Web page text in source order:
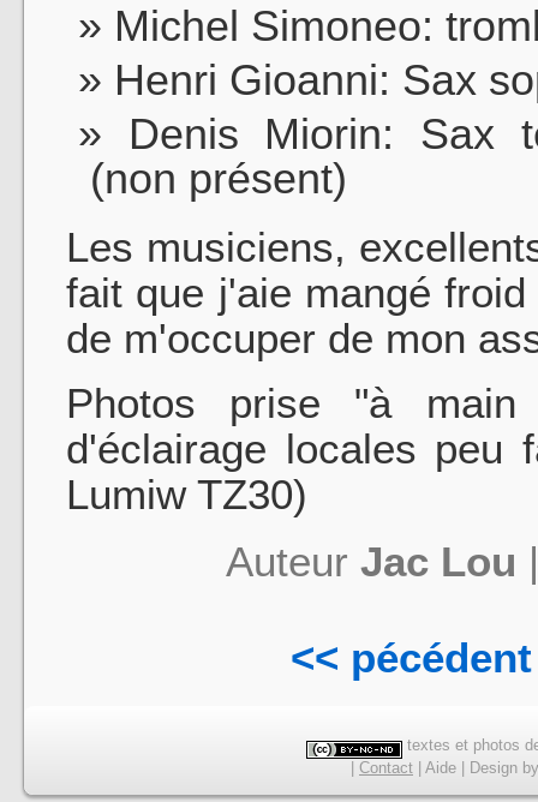
Michel Simoneo:
Henri Gioanni: Sax
Denis Miorin: Sax
(non présent)
Les musiciens,
fait que j'aie mangé
de m'occuper de mon
Photos prise "à main
d'éclairage locales peu
Lumiw TZ30)
Auteur Jac Lou
<< pécédent
textes et photos
Contact Aide Design